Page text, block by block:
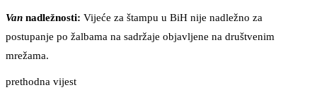
Van nadležnosti: Vijeće za štampu u BiH nije nadležno za
postupanje po žalbama na sadržaje objavljene na društvenim
mrežama.
prethodna vijest